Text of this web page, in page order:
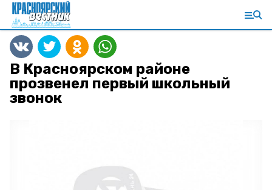
В Красноярском районе
прозвенел первый школьный
звонок